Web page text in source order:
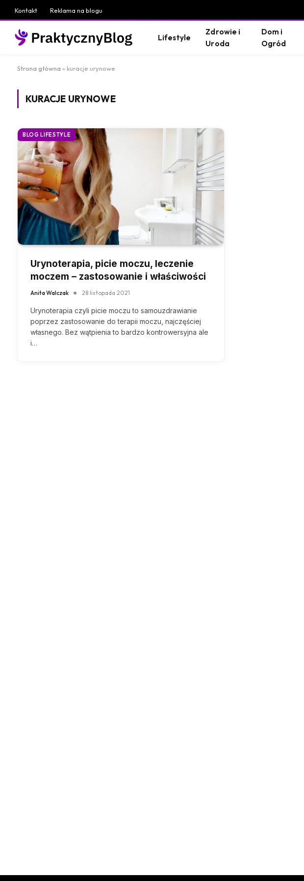
Kontakt Reklama na blogu
Lifestyle
Zdrowie i
Uroda
Dom i
Ogród
Strona główna » kuracje urynowe
KURACJE URYNOWE
BLOG LIFESTYLE
Urynoterapia, picie moczu, leczenie
moczem – zastosowanie i właściwości
Anita Walczak 28 listopada 2021
Urynoterapia czyli picie moczu to samouzdrawianie
poprzez zastosowanie do terapii moczu, najczęściej
własnego. Bez wątpienia to bardzo kontrowersyjna ale
i…